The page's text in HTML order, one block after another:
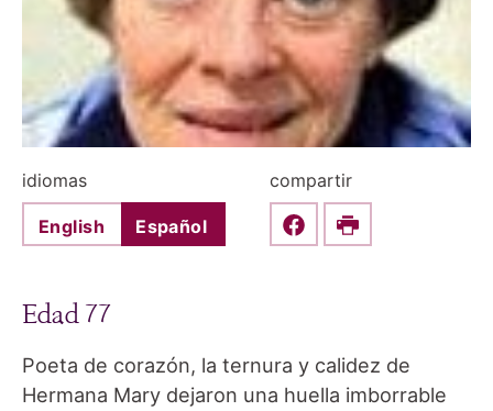
idiomas
English Español
compartir
Share this on Facebook
Print
Edad 77
Poeta de corazón, la ternura y calidez de
Hermana Mary dejaron una huella imborrable